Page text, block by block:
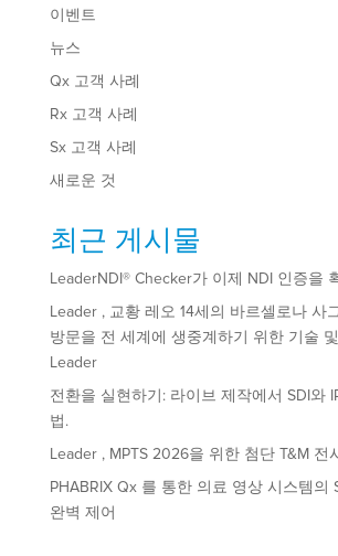
이벤트
뉴스
Qx 고객 사례
Rx 고객 사례
Sx 고객 사례
새로운 것
최근 게시물
LeaderNDI® Checker가 이제 NDI 인증을
Leader , 교황 레오 14세의 바르셀로나 사
방문을 전 세계에 생중계하기 위한 기술
Leader
전환을 실현하기: 라이브 제작에서 SDI와
법.
Leader , MPTS 2026을 위한 첨단 T&M 전
PHABRIX Qx 를 통한 의료 영상 시스템의
완벽 제어